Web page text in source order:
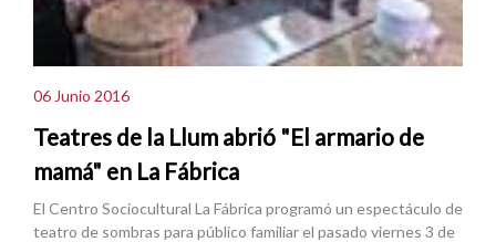
06 Junio 2016
Teatres de la Llum abrió "El armario de
mamá" en La Fábrica
El Centro Sociocultural La Fábrica programó un espectáculo de
teatro de sombras para público familiar el pasado viernes 3 de